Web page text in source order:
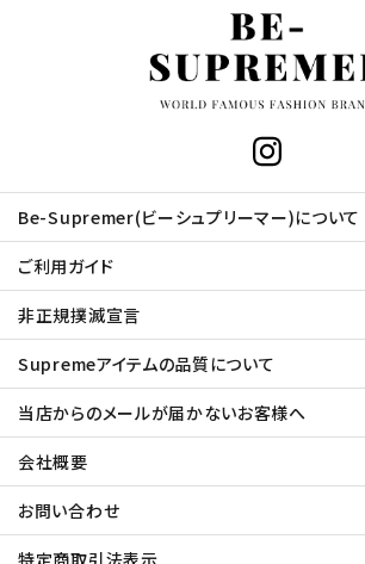
Be-Supremer(ビーシュプリーマー)について
ご利用ガイド
非正規撲滅宣言
Supremeアイテムの品質について
当店からのメールが届かないお客様へ
会社概要
お問い合わせ
特定商取引法表示